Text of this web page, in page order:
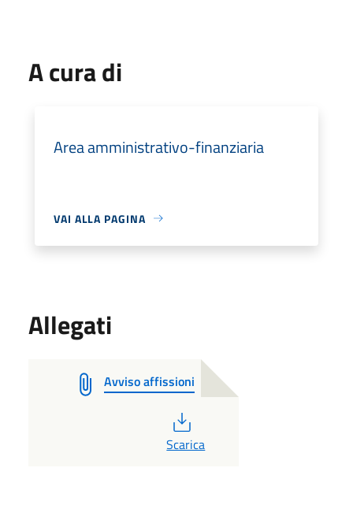
A cura di
Area amministrativo-finanziaria
VAI ALLA PAGINA
Allegati
Avviso affissioni
PDF
Scarica